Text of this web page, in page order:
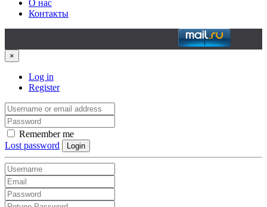
О нас
Контакты
×
Log in
Register
Remember me
Lost password
Login